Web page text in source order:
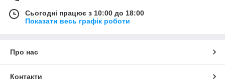
Сьогодні працює з 10:00 до 18:00
Показати весь графік роботи
Про нас
Контакти